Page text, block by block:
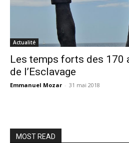
Actualité
Les temps forts des 170
de l’Esclavage
Emmanuel Mozar - 31 mai 2018
MOST READ